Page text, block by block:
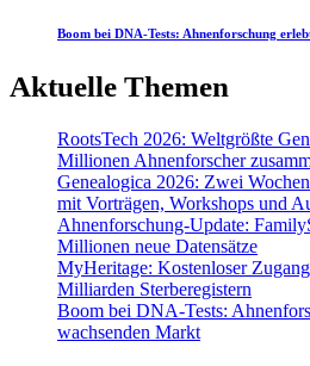
Boom bei DNA-Tests: Ahnenforschung
Aktuelle Themen
RootsTech 2026: Weltgrößte
Millionen Ahnenforscher
Genealogica 2026: Zwei
mit Vorträgen, Workshops und
Ahnenforschung-Update:
Millionen neue Datensätze
MyHeritage: Kostenloser
Milliarden Sterberegistern
Boom bei DNA-Tests:
wachsenden Markt